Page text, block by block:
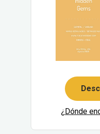
¿Dónde